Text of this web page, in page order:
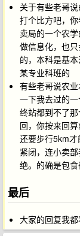
关于有些老哥
打个比方吧，
卖局的一个农
做信息化，也
的，本科是基
某专业科班的
有些老哥说农
一下我去过的
终站都到不了
回，你按来回
还要步行5km
紧闭，连小卖
绝。的确是包
最后
大家的回复我